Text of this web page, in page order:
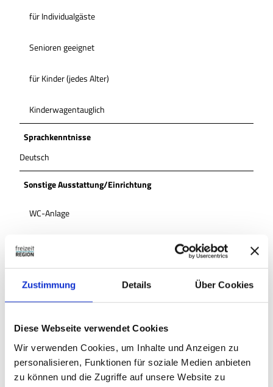
Zustimmung Details Über Cookies
Diese Webseite verwendet Cookies
Wir verwenden Cookies, um Inhalte und Anzeigen zu
personalisieren, Funktionen für soziale Medien anbieten
zu können und die Zugriffe auf unsere Website zu
für Individualgäste
Senioren geeignet
für Kinder (jedes Alter)
Kinderwagentauglich
Sprachkenntnisse
Deutsch
Sonstige Ausstattung/Einrichtung
WC-Anlage
Wickelraum
Barrierefreier Zugang
Zahlungsmöglichkeiten
kostenfrei
Anreise & Parken